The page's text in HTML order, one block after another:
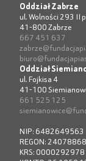
Oddział Zabrze
ul. Wolności 293 II
41-800 Zabrze
667 451 637
Oddział
ul. Fojkisa 4
41-100
661 525 125
NIP: 6482649563
REGON:
KRS: 0000292978